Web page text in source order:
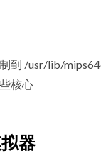
到 /usr/lib/
核心
器